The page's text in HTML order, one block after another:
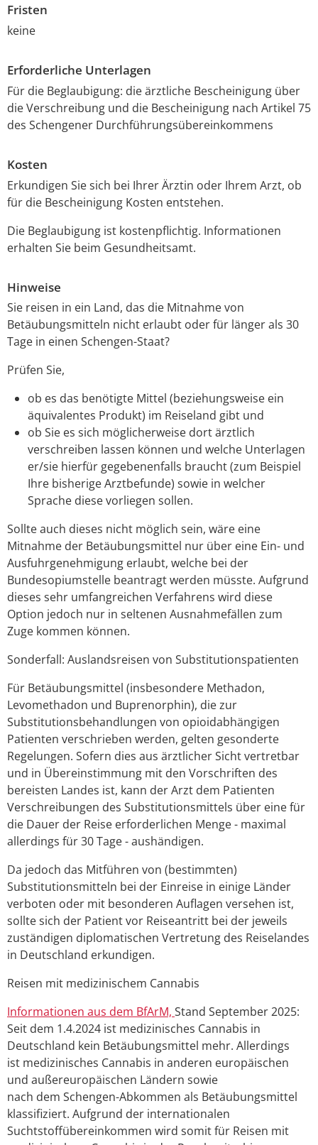
Fristen
keine
Erforderliche Unterlagen
Für die Beglaubigung: die ärztliche Bescheinigung über
die Verschreibung und die Bescheinigung nach Artikel 75
des Schengener Durchführungsübereinkommens
Kosten
Erkundigen Sie sich bei Ihrer Ärztin oder Ihrem Arzt, ob
für die Bescheinigung Kosten entstehen.
Die Beglaubigung ist kostenpflichtig. Informationen
erhalten Sie beim Gesundheitsamt.
Hinweise
Sie reisen in ein Land, das die Mitnahme von
Betäubungsmitteln nicht erlaubt oder für länger als 30
Tage in einen Schengen-Staat?
Prüfen Sie,
ob es das benötigte Mittel (beziehungsweise ein
äquivalentes Produkt) im Reiseland gibt und
ob Sie es sich möglicherweise dort ärztlich
verschreiben lassen können und welche Unterlagen
er/sie hierfür gegebenenfalls braucht (zum Beispiel
Ihre bisherige Arztbefunde) sowie in welcher
Sprache diese vorliegen sollen.
Sollte auch dieses nicht möglich sein, wäre eine
Mitnahme der Betäubungsmittel nur über eine Ein- und
Ausfuhrgenehmigung erlaubt, welche bei der
Bundesopiumstelle beantragt werden müsste. Aufgrund
dieses sehr umfangreichen Verfahrens wird diese
Option jedoch nur in seltenen Ausnahmefällen zum
Zuge kommen können.
Sonderfall: Auslandsreisen von Substitutionspatienten
Für Betäubungsmittel (insbesondere Methadon,
Levomethadon und Buprenorphin), die zur
Substitutionsbehandlungen von opioidabhängigen
Patienten verschrieben werden, gelten gesonderte
Regelungen. Sofern dies aus ärztlicher Sicht vertretbar
und in Übereinstimmung mit den Vorschriften des
bereisten Landes ist, kann der Arzt dem Patienten
Verschreibungen des Substitutionsmittels über eine für
die Dauer der Reise erforderlichen Menge - maximal
allerdings für 30 Tage - aushändigen.
Da jedoch das Mitführen von (bestimmten)
Substitutionsmitteln bei der Einreise in einige Länder
verboten oder mit besonderen Auflagen versehen ist,
sollte sich der Patient vor Reiseantritt bei der jeweils
zuständigen diplomatischen Vertretung des Reiselandes
in Deutschland erkundigen.
Rei­sen mit me­di­zi­ni­schem Can­na­bis
Informationen aus dem BfArM, Stand September 2025:
Seit dem 1.4.2024 ist medizinisches Cannabis in
Deutschland kein Betäubungsmittel mehr. Allerdings
ist medizinisches Cannabis in anderen europäischen
und außereuropäischen Ländern sowie
nach dem Schengen-Abkommen als Betäubungsmittel
klassifiziert. Aufgrund der internationalen
Suchtstoffübereinkommen wird somit für Reisen mit